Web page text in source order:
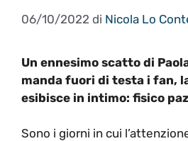
06/10/2022 di Nicola Lo
Un ennesimo scatto di
manda fuori di testa i fan,
esibisce in intimo: fisico
Sono i giorni in cui